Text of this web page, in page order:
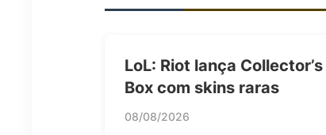
LoL: Riot lança Collector’s
Box com skins raras
08/08/2026